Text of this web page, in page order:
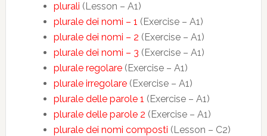
plurali (Lesson – A1)
plurale dei nomi – 1 (Exercise – A1)
plurale dei nomi – 2 (Exercise – A1)
plurale dei nomi – 3 (Exercise – A1)
plurale regolare(Exercise – A1)
plurale irregolare(Exercise – A1)
plurale delle parole 1 (Exercise – A1)
plurale delle parole 2 (Exercise – A1)
plurale dei nomi composti (Lesson – C2)